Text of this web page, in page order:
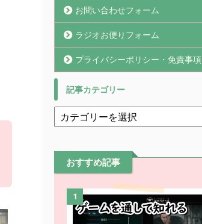
お問い合わせフォーム
ラジオお便りフォーム
プライバシーポリシー・免責事項
記事カテゴリー
おすすめ記事
1